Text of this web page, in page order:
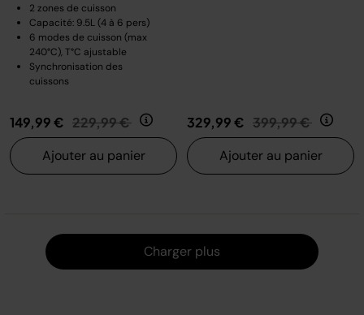
2 zones de cuisson
Capacité: 9.5L (4 à 6 pers)
6 modes de cuisson (max
240°C), T°C ajustable
Synchronisation des
cuissons
149,99 € Prix réduit de
229,99 € au
Ajouter au panier
329,99 € Prix réduit de
399,99 € au
Ajouter au panier
Charger plus